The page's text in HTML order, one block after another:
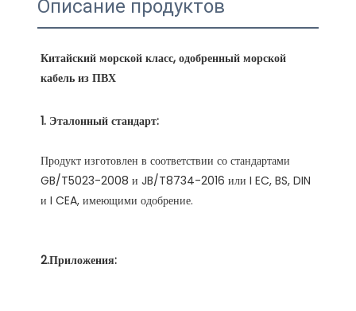
Описание продуктов
Китайский морской класс, одобренный морской
Продукт изготовлен в соответствии со стандартами
GB/T5023-2008 и JB/T8734-2016 или I EC, BS, DIN